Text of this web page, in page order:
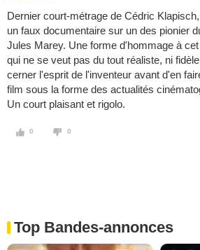
Dernier court-métrage de Cédric
un faux documentaire sur un des pionier
Jules Marey. Une forme d'hommage à
qui ne se veut pas du tout réaliste, ni
cerner l'esprit de l'inventeur avant d'en
film sous la forme des actualités
Un court plaisant et rigolo.
0 0
Top Bandes-annonces